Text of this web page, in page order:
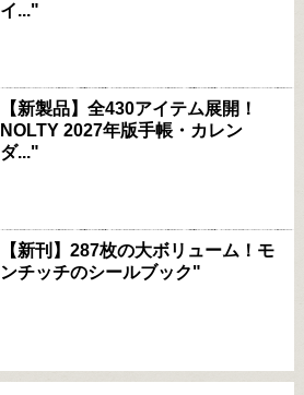
イ..."
【新製品】全430アイテム展開！
NOLTY 2027年版手帳・カレン
ダ..."
【新刊】287枚の大ボリューム！モ
ンチッチのシールブック"